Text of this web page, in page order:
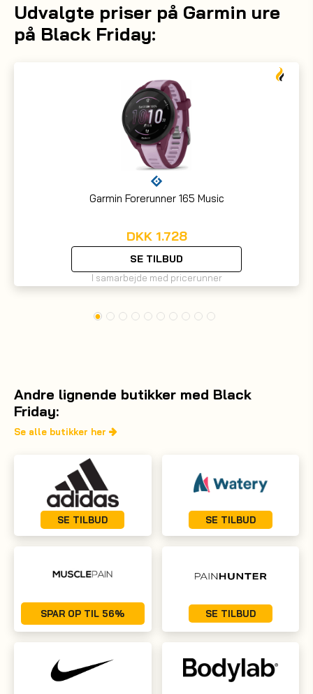
Udvalgte priser på Garmin ure
på Black Friday:
Garmin Forerunner 165 Music
I samarbejde med pricerunner
DKK1.728
SE TILBUD
Andre lignende butikker med Black
Friday:
Se alle butikker her
SE TILBUD SE TILBUD
SPAR OP TIL 56% SE TILBUD